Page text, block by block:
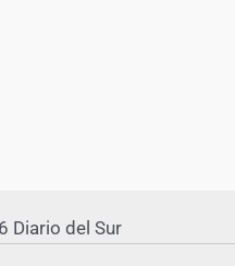
Diario del Sur